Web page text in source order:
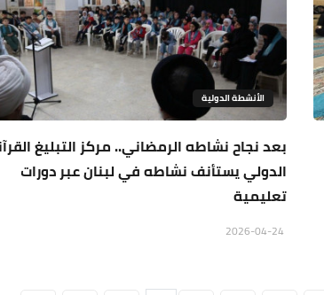
الأنشطة الدولية
بعد نجاح نشاطه الرمضاني.. مركز التبليغ
الدولي يستأنف نشاطه في لبنان عبر دورات
تعليمية